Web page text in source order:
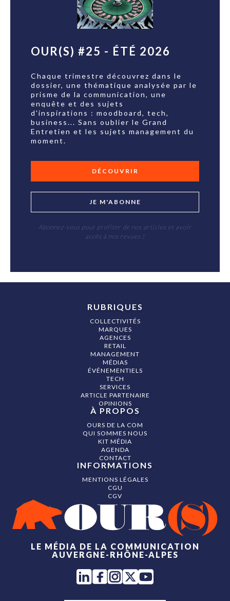
OUR(S) #25 - ÉTÉ 2026
Chaque trimestre découvrez dans le
dossier, une thématique analysée par le
prisme de la communication, une
enquête et des sujets
d'inspirations : moodboard, tech,
business... Sans oublier le Grand
Entretien et les sujets management du
moment.
DÉCOUVRIR
JE M'ABONNE
Abonnez-vous pour profiter de nos articles et avoir
accès à nos revues !
LE MÉDIA DE LA COMMUNICATION
AUVERGNE-RHÔNE-ALPES
RUBRIQUES
COLLECTIVITÉS
MARQUES
AGENCES
RETAIL
MANAGEMENT
MÉDIAS
ÉVÉNEMENTIELS
TECH
SERVICES
ARTICLE PARTENAIRE
OPINIONS
À PROPOS
OURS DE LA COM
QUI SOMMES NOUS
KIT MÉDIA
AGENDA
CONTACT
INFORMATIONS
MENTIONS LÉGALES
CGU
CGV